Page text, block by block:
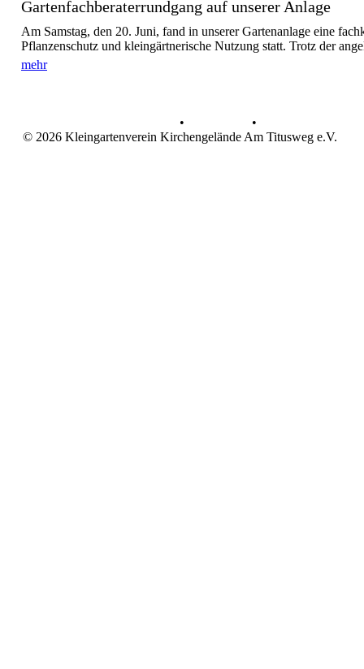
Gartenfachberaterrundgang auf unserer Anlage
Am Samstag, den 20. Juni, fand in unserer Gartenanlage eine
Pflanzenschutz und kleingärtnerische Nutzung statt. Trotz der
mehr
•
•
© 2026 Kleingartenverein Kirchengelände Am Titusweg e.V.